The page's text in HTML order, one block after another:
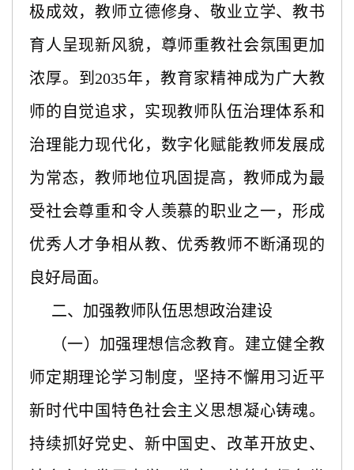
极成效，教师立德修身、敬业立学、教书
育人呈现新风貌，尊师重教社会氛围更加
浓厚。到2035年，教育家精神成为广大教
师的自觉追求，实现教师队伍治理体系和
治理能力现代化，数字化赋能教师发展成
为常态，教师地位巩固提高，教师成为最
受社会尊重和令人羡慕的职业之一，形成
优秀人才争相从教、优秀教师不断涌现的
良好局面。
二、加强教师队伍思想政治建设
（一）加强理想信念教育。建立健全教
师定期理论学习制度，坚持不懈用习近平
新时代中国特色社会主义思想凝心铸魂。
持续抓好党史、新中国史、改革开放史、